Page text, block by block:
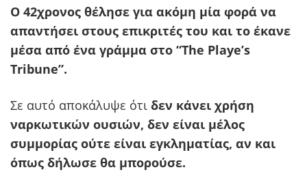
Ο 42χρονος θέλησε για ακόμη μία φορά να
απαντήσει στους επικριτές του και το έκανε
μέσα από ένα γράμμα στο “The Playe’s
Tribune”.
Σε αυτό αποκάλυψε ότι δεν κάνει χρήση
ναρκωτικών ουσιών, δεν είναι μέλος
συμμορίας ούτε είναι εγκληματίας, αν και
όπως δήλωσε θα μπορούσε.